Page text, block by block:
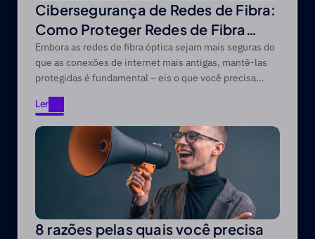
Cibersegurança de Redes de Fibra:
Como Proteger Redes de Fibra
Óptica contra Ameaças Modernas
Embora as redes de fibra óptica sejam mais seguras do
que as conexões de internet mais antigas, mantê-las
protegidas é fundamental – eis o que você precisa
Ler
Ler
8 razões pelas quais você precisa